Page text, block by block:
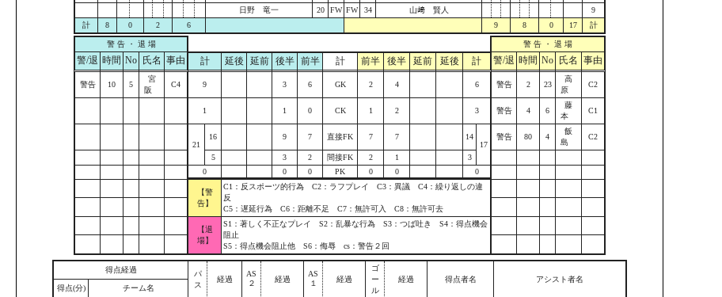
日野 竜一
20 FW FW 34 山﨑 賢人
9
計
8 0 2 6 9 8 0 17 計
警 告 ・ 退 場 警 告 ・ 退 場
警/退 時間 No 氏名 事由 計 延後 延前 後半 前半 計 前半 後半 延前 延後 計 警/退 時間 No 氏名 事由
警告 10 5
宮
阪
C4 9 3 6 GK 2 4 6 警告 2 23
高
原
C2
1 1 0 CK 1 2 3 警告 4 6
藤
本
C1
21
16 9 7 直接FK 7 7
14
17
警告 80 4
飯
島
C2
5 3 2 間接FK 2 1
3
0
0 0 PK 0 0 0
【警
告】
C1：反スポーツ的行為 C2：ラフプレイ C3：異議 C4：繰り返しの違
反
C5：遅延行為 C6：距離不足 C7：無許可入 C8：無許可去
【退
場】
S1：著しく不正なプレイ S2：乱暴な行為 S3：つば吐き S4：得点機会
阻止
S5：得点機会阻止他 S6：侮辱 cs：警告２回
得点経過
パ
ス
経過
AS
２
経過
AS
１
経過
ゴ
ー
ル
経過 得点者名
アシスト者名
得点(分)
チーム名